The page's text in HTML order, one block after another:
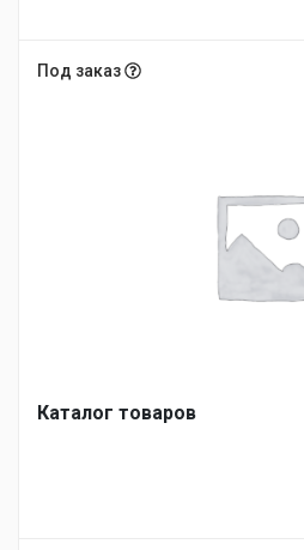
Под заказ
Каталог товаров